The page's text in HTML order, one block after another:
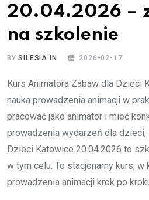
20.04.2026 –
na szkolenie
BYSILESIA.IN 2026-02-17
Kurs Animatora Zabaw dla Dzieci
nauka prowadzenia animacji w
pracować jako animator i mieć
prowadzenia wydarzeń dla dzieci,
Dzieci Katowice 20.04.2026 to
w tym celu. To stacjonarny kurs,
prowadzenia animacji krok po